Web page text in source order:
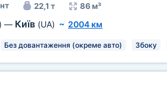
22,1 т 86 м³
— Київ (UA) ~ 2004 км
Без довантаження (окреме авто) Збоку